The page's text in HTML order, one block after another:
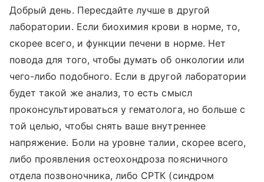
Добрый день. Пересдайте лучше в другой
лаборатории. Если биохимия крови в норме, то,
скорее всего, и функции печени в норме. Нет
повода для того, чтобы думать об онкологии или
чего-либо подобного. Если в другой лаборатории
будет такой же анализ, то есть смысл
проконсультироваться у гематолога, но больше с
той целью, чтобы снять ваше внутреннее
напряжение. Боли на уровне талии, скорее всего,
либо проявления остеохондроза поясничного
отдела позвоночника, либо СРТК (синдром